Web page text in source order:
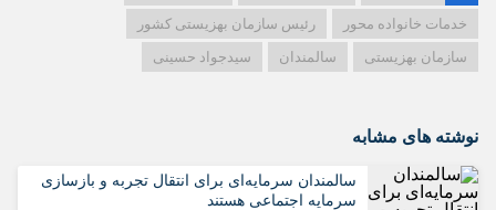
خدمات خانواده محور
رئیس سازمان بهزیستی کشور
سازمان بهزیستی
سالمندان سیدجواد حسینی
نوشته های مشابه
سالمندان سرمایه‌ای برای انتقال تجربه و بازسازی
سرمایه اجتماعی هستند